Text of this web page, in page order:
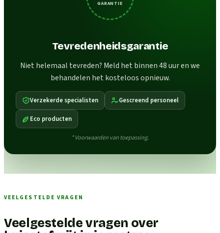
GARANTIE
Tevredenheidsgarantie
Niet helemaal tevreden? Meld het binnen 48 uur en we
behandelen het kosteloos opnieuw.
Verzekerde specialisten Gescreend personeel
Eco producten
* Voorwaarden van toepassing.
VEELGESTELDE VRAGEN
Veelgestelde vragen over